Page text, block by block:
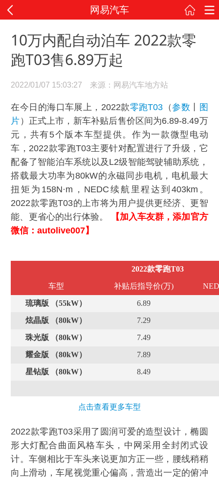
网易汽车
10万内配自动泊车 2022款零
跑T03售6.89万起
2022/01/07 15:03:27 来源：网易汽车地方站
在今日的海口车展上，2022款零跑T03 （参数
图
片 ）正式上市，新车补贴后售价区间为6.89-8.49万
元，共有5个版本车型提供。作为一款微型电动
车，2022款零跑T03主要针对配置进行了升级，它
配备了智能泊车系统以及L2级智能驾驶辅助系统，
搭载最大功率为80kW的永磁同步电机，电机最大
扭矩为158N·m，NEDC续航里程达到403km。
2022款零跑T03的上市将为用户提供更经济、更智
能、更省心的出行体验。
【加入车友群，添加官方
微信：autolive007】
2022款零跑T03
车型 补贴后指导价(万)
琉璃版 （55kW） 6.89
炫晶版 （80kW） 7.29
珠光版 （80kW） 7.49
耀金版 （80kW） 7.89
星钻版 （80kW） 8.49
点击查看更多车型
2022款零跑T03采用了圆润可爱的造型设计，椭圆
形大灯配合曲面风格车头，中网采用全封闭式设
计。车侧相比于车头来说更加方正一些，腰线稍稍
向上滑动，车尾视觉重心偏高，营造出一定的俯冲